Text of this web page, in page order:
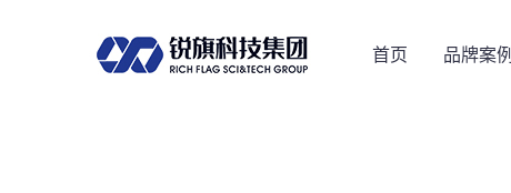
首页 品牌案例